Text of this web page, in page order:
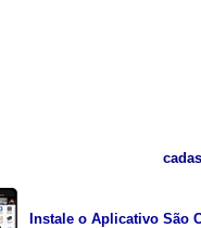
Instale o Aplicativo São